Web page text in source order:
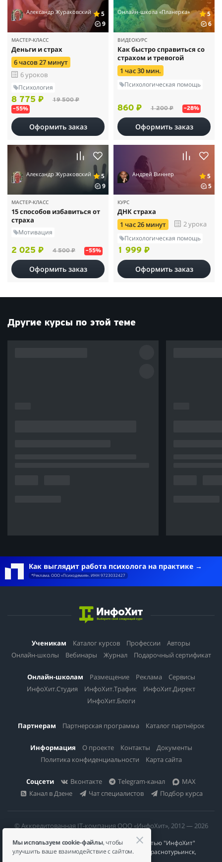
Александр Жураковский
5
9
МАСТЕР-КЛАСС
Деньги и страх
6 часов 27 минут
6 уроков
Психология
8 775 ₽ 19 500 ₽
–55%
Оформить заказ
Онлайн-школа «Планерка»
5
6
ВИДЕОКУРС
Как быстро справиться со
страхом и тревогой
1 час 30 мин.
Психологическая помощь
860 ₽ 1 200 ₽ –28%
Оформить заказ
Александр Жураковский
5
9
МАСТЕР-КЛАСС
15 способов избавиться от
страха
Мотивация
2 025 ₽ 4 500 ₽ –55%
Оформить заказ
Андрей Виннер
5
5
КУРС
ДНК страха
1 час 26 минут
2 урока
Психологическая помощь
1 999 ₽
Оформить заказ
Другие курсы по этой теме
Как выглядит работа психолога на практике
*Реклама. ООО «Психодемия». ИНН 9723032427
Ученикам Каталог курсов Профессии
Авторы
Онлайн-школы
Вебинары Журнал Подарочный сертификат
Онлайн-школам Размещение Реклама
Сервисы
ИнфоХит.Студия
ИнфоХит.Трафик
ИнфоХит.Директ
ИнфоХит.Блоги
Партнерам Партнерская программа Каталог партнёрок
Информация О проекте Контакты
Документы
Политика конфиденциальности
Карта сайта
Соцсети Вконтакте Telegram-канал
MAX
Канал в Дзене
Чат специалистов Подбор курса
© Аккредитованная IT-компания ООО «ИнфоХит», 2012 — 2026
Общество с ограниченной ответственностью "ИнфоХит"
624446, Россия, Свердловская область, г. Краснотурьинск,
Мы используем cookie-файлы, чтобы
улучшить ваше взаимодействие с сайтом.